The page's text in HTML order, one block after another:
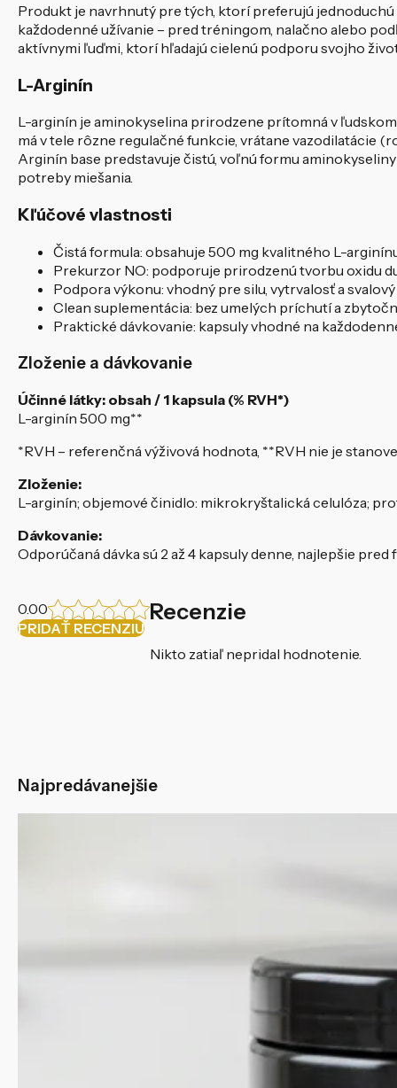
Produkt je navrhnutý pre tých, ktorí preferujú
každodenné užívanie – pred tréningom, nalačno alebo
aktívnymi ľuďmi, ktorí hľadajú cielenú podporu svojho
L-Arginín
L-arginín je aminokyselina prirodzene prítomná v
má v tele rôzne regulačné funkcie, vrátane vazodilatácie
Arginín base predstavuje čistú, voľnú formu
potreby miešania.
Kľúčové vlastnosti
Čistá formula: obsahuje 500 mg kvalitného L-
Prekurzor NO: podporuje prirodzenú tvorbu oxidu
Podpora výkonu: vhodný pre silu, vytrvalosť a svalový
Clean suplementácia: bez umelých príchutí a
Praktické dávkovanie: kapsuly vhodné na
Zloženie a dávkovanie
Účinné látky: obsah / 1 kapsula (% RVH*)
L-arginín 500 mg**
*RVH – referenčná výživová hodnota, **RVH nie je
Zloženie:
L-arginín; objemové činidlo: mikrokryštalická celulóza;
Dávkovanie:
Odporúčaná dávka sú 2 až 4 kapsuly denne, najlepšie
0.00
PRIDAŤ RECENZIU
Recenzie
Nikto zatiaľ nepridal hodnotenie.
Najpredávanejšie